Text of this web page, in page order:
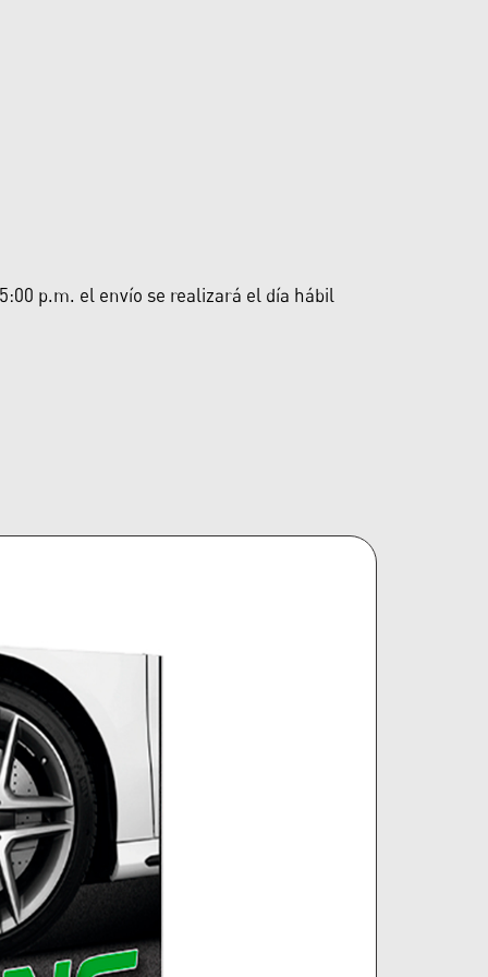
p.m. el envío se realizará el día hábil